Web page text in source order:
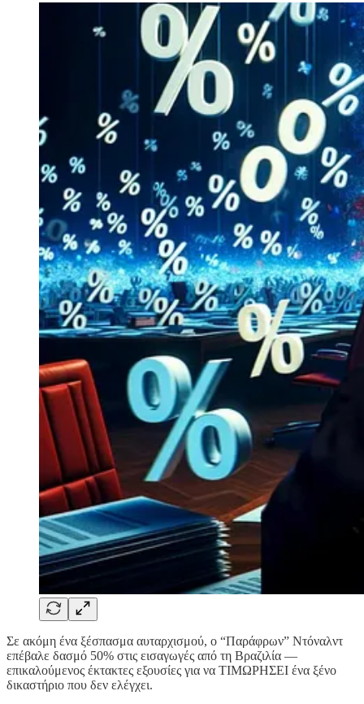
Σε ακόμη ένα ξέσπασμα αυταρχισμού, ο “Παράφρων” Ντόναλντ
επέβαλε δασμό 50% στις εισαγωγές από τη Βραζιλία —
επικαλούμενος έκτακτες εξουσίες για να ΤΙΜΩΡΗΣΕΙ ένα ξένο
δικαστήριο που δεν ελέγχει.